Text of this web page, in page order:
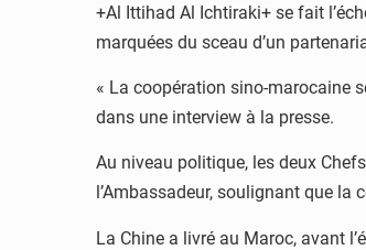
+Al Ittihad Al Ichtiraki+ se fait
marquées du sceau d’un
« La coopération sino-marocaine
dans une interview à la presse.
Au niveau politique, les deux
l’Ambassadeur, soulignant que
La Chine a livré au Maroc, avant